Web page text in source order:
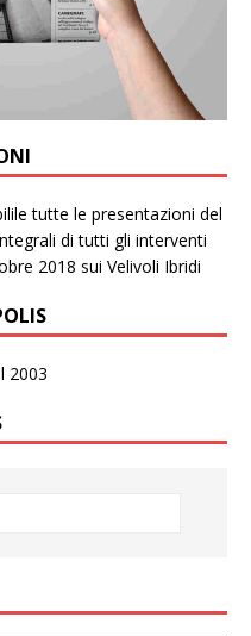
tutte le presentazioni del
di tutti gli interventi
2018 sui Velivoli Ibridi
2003